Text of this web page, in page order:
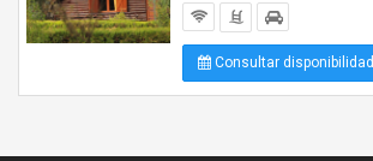
Consultar disponibilidad